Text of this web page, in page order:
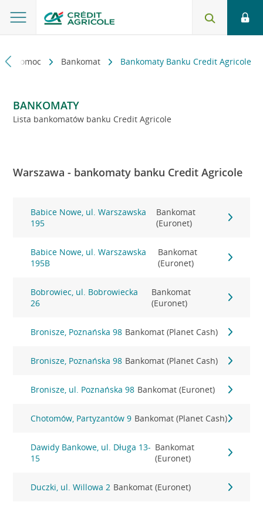
i pomoc Bankomat Bankomaty Banku Credit Agricole
BANKOMATY
Lista bankomatów banku Credit Agricole
Warszawa - bankomaty banku Credit Agricole
Babice Nowe, ul. Warszawska
195
Bankomat
(Euronet)
Babice Nowe, ul. Warszawska
195B
Bankomat
(Euronet)
Bobrowiec, ul. Bobrowiecka
26
Bankomat
(Euronet)
Bronisze, Poznańska 98 Bankomat (Planet Cash)
Bronisze, Poznańska 98 Bankomat (Planet Cash)
Bronisze, ul. Poznańska 98 Bankomat (Euronet)
Chotomów, Partyzantów 9 Bankomat (Planet Cash)
Dawidy Bankowe, ul. Długa 13-
15
Bankomat
(Euronet)
Duczki, ul. Willowa 2 Bankomat (Euronet)